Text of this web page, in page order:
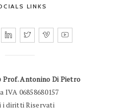
LINKS
Prof. Antonino Di Pietro
IVA 06858680157
i diritti Riservati